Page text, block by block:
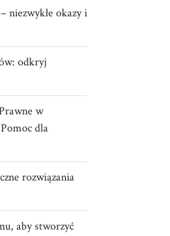
niezwykłe okazy i
odkryj
w
dla
rozwiązania
aby stworzyć